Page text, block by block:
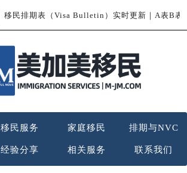
移民排期表（Visa Bulletin）实时更新｜A表B表
移民服务 家庭移民 排期与NVC
经验分享 相关服务 联系我们